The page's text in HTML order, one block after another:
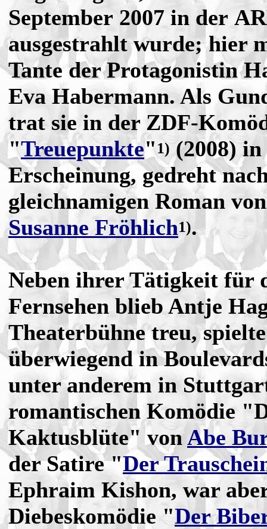
September 2007 in der
ausgestrahlt wurde; hier
Tante der Protagonistin
Eva Habermann. Als
trat sie in der ZDF-
"Treuepunkte"1) (2008) in
Erscheinung, gedreht
gleichnamigen Roman von
Susanne Fröhlich1).
Neben ihrer Tätigkeit für
Fernsehen blieb Antje
Theaterbühne treu,
überwiegend in
unter anderem in
romantischen Komödie
Kaktusblüte" vonAbe
der Satire "Der
Ephraim Kishon, war
Diebeskomödie "Der